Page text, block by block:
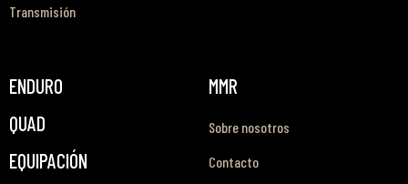
Transmisión
ENDURO
QUAD
EQUIPACIÓN
MMR
Sobre nosotros
Contacto